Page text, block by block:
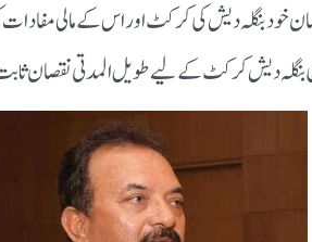
خود بنگلہ دیش کی کرکٹ اور اس کے مالی
دیش کرکٹ کے لیے طویل المدتی نقصان